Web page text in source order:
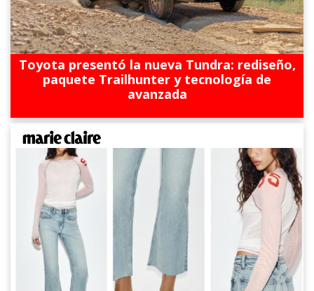
Toyota presentó la nueva Tundra: rediseño,
paquete Trailhunter y tecnología de
avanzada